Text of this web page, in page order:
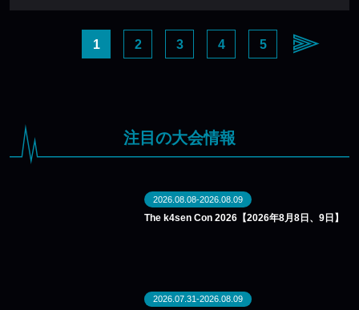
1 2 3 4 5
注目の大会情報
2026.08.08-2026.08.09
The k4sen Con 2026【2026年8月8日、9日】
2026.07.31-2026.08.09